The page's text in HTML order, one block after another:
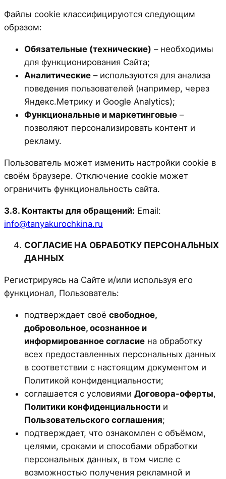
Файлы cookie классифицируются следующим
образом:
Обязательные (технические) – необходимы
для функционирования Сайта;
Аналитические – используются для анализа
поведения пользователей (например, через
Яндекс.Метрику и Google Analytics);
Функциональные и маркетинговые –
позволяют персонализировать контент и
рекламу.
Пользователь может изменить настройки cookie в
своём браузере. Отключение cookie может
ограничить функциональность сайта.
3.8. Контакты для обращений: Email:
info@tanyakurochkina.ru
СОГЛАСИЕ НА ОБРАБОТКУ ПЕРСОНАЛЬНЫХ
ДАННЫХ
Регистрируясь на Сайте и/или используя его
функционал, Пользователь:
подтверждает своё свободное,
добровольное, осознанное и
информированное согласие на обработку
всех предоставленных персональных данных
в соответствии с настоящим документом и
Политикой конфиденциальности;
соглашается с условиями Договора-оферты,
Политики конфиденциальности и
Пользовательского соглашения;
подтверждает, что ознакомлен с объёмом,
целями, сроками и способами обработки
персональных данных, в том числе с
возможностью получения рекламной и